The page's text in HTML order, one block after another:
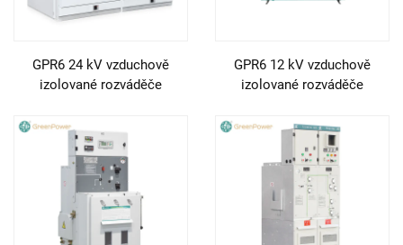
GPR6 24 kV vzduchově
izolované rozváděče
GPR6 12 kV vzduchově
izolované rozváděče